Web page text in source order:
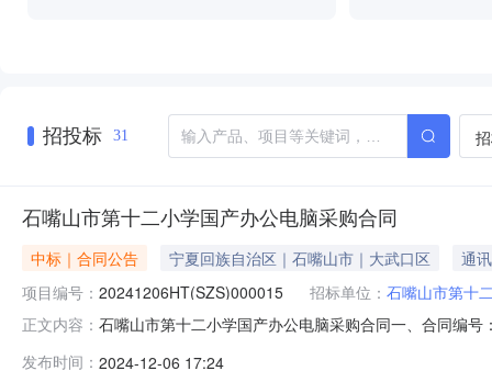
招投标 31
石嘴山市第十二小学国产办公电脑采购合同
中标｜合同公告 宁夏回族自治区｜石嘴山市｜大武口区
通
项目编号： 20241206HT(SZS)000015 招标单位： 石嘴山市第十
正文内容： 石嘴山市第十二小学国产办公电脑采购合同一、合同编
公司地址：宁夏回族自治区石嘴山市大武口区澳门街33
发布时间： 2024-12-06 17:24